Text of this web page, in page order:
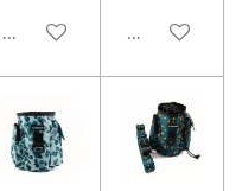
In winkelwagenIn